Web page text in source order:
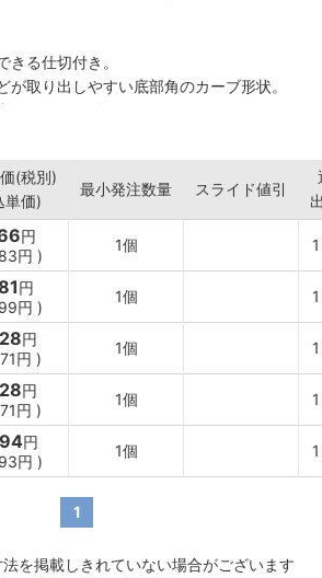
きる仕切付き。
が取り出しやすい底部角のカーブ形状。
なハンドル付き。
・NCボックス・NFボックスの#22、#45
ね可能。
・NCボックス・NFボックスの#13、#25サ
・NCボックス・NFボックスの#22、#45
ビズ・釘などサイズ別保管に最適。
(税別)
単価)
最小発注数量 スライド値引
円
円 )
1個 1
円
円 )
1個 1
円
円 )
1個 1
円
円 )
1個 1
円
円 )
1個 1
1
を掲載しきれていない場合がございます